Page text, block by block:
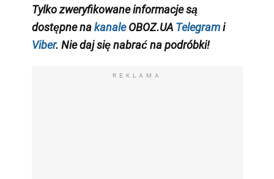
Tylko zweryfikowane informacje są
dostępne nakanaleOBOZ.UA Telegrami
Viber. Nie daj się nabrać na podróbki!
REKLAMA